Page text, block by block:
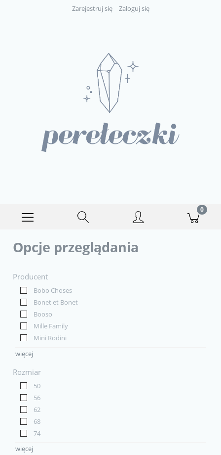
Zarejestruj się Zaloguj się
Opcje przeglądania
Producent
Bobo Choses
Bonet et Bonet
Booso
Mille Family
Mini Rodini
więcej
Rozmiar
50
56
62
68
74
więcej